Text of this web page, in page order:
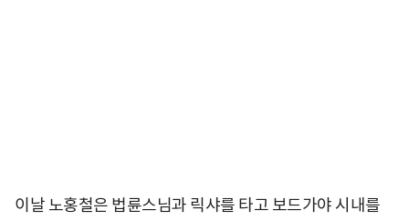
이날 노홍철은 법륜스님과 릭샤를 타고 보드가야 시내를